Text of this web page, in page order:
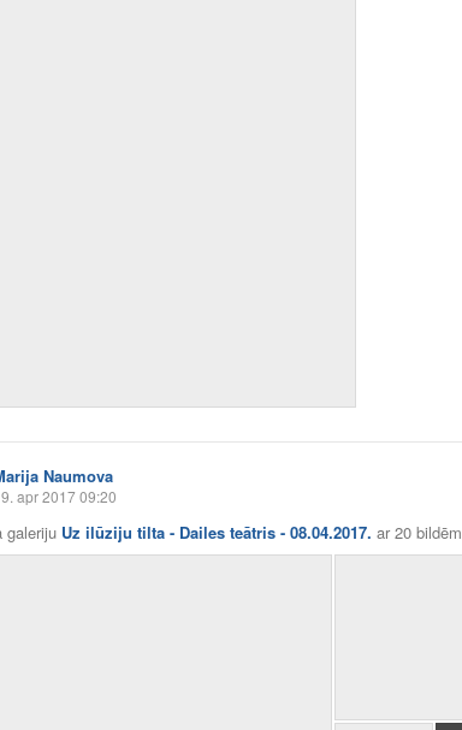
Naumova
apr 2017 09:20
galeriju Uz ilūziju tilta - Dailes teātris - 08.04.2017. ar20 bildēm